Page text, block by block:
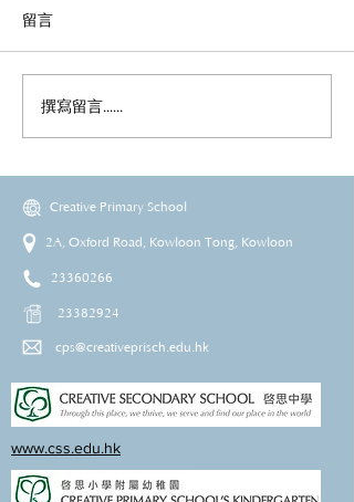
留言
撰寫留言......
Creative Primary School
2A, Oxford Road, Kowloon Tong, Kowloon
23360266
23382924
cps@creativeprisch.edu.hk
www.css.edu.hk